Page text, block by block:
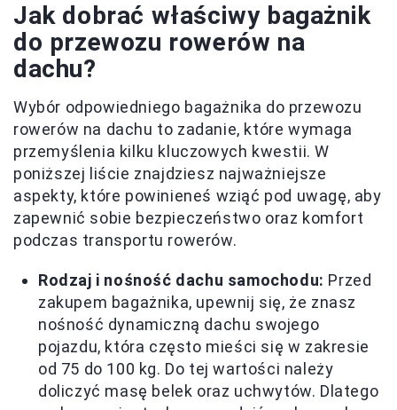
Jak dobrać właściwy bagażnik
do przewozu rowerów na
dachu?
Wybór odpowiedniego bagażnika do przewozu
rowerów na dachu to zadanie, które wymaga
przemyślenia kilku kluczowych kwestii. W
poniższej liście znajdziesz najważniejsze
aspekty, które powinieneś wziąć pod uwagę, aby
zapewnić sobie bezpieczeństwo oraz komfort
podczas transportu rowerów.
Rodzaj i nośność dachu samochodu: Przed
zakupem bagażnika, upewnij się, że znasz
nośność dynamiczną dachu swojego
pojazdu, która często mieści się w zakresie
od 75 do 100 kg. Do tej wartości należy
doliczyć masę belek oraz uchwytów. Dlatego